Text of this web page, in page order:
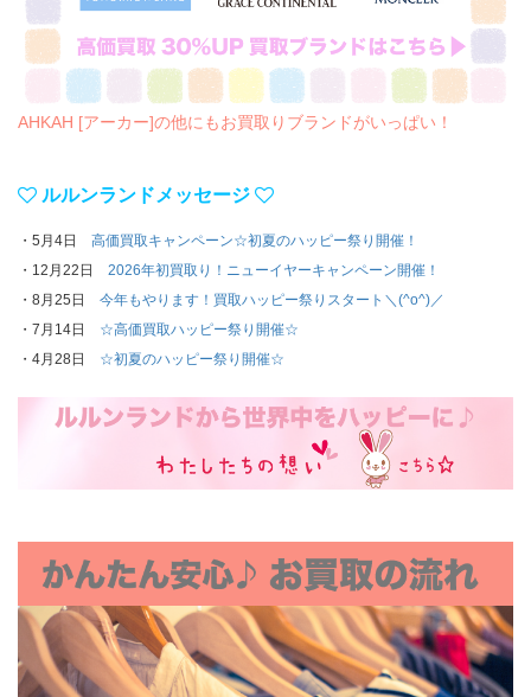
AHKAH [アーカー]の他にもお買取りブランドがいっぱい！
ルルンランドメッセージ
・5月4日 高価買取キャンペーン☆初夏のハッピー祭り開催！
・12月22日 2026年初買取り！ニューイヤーキャンペーン開催！
・8月25日 今年もやります！買取ハッピー祭りスタート＼(^o^)／
・7月14日 ☆高価買取ハッピー祭り開催☆
・4月28日 ☆初夏のハッピー祭り開催☆